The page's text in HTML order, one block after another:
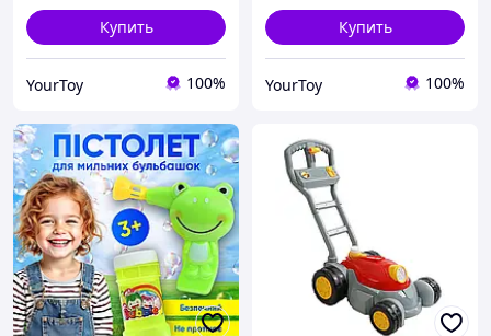
Купить
YourToy 100%
Купить
YourToy 100%